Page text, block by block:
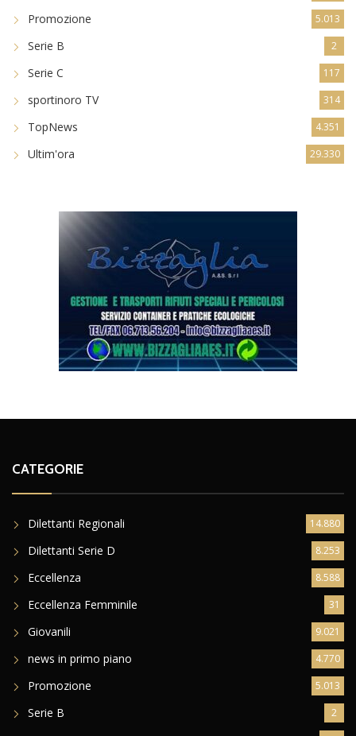
Promozione 5.013
Serie B 2
Serie C 117
sportinoro TV 314
TopNews 4.351
Ultim'ora 29.330
CATEGORIE
Dilettanti Regionali 14.880
Dilettanti Serie D 8.253
Eccellenza 8.588
Eccellenza Femminile 31
Giovanili 9.021
news in primo piano 4.770
Promozione 5.013
Serie B 2